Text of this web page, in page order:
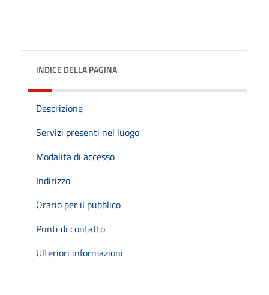
INDICE DELLA PAGINA
Descrizione
Servizi presenti nel luogo
Modalità di accesso
Indirizzo
Orario per il pubblico
Punti di contatto
Ulteriori informazioni